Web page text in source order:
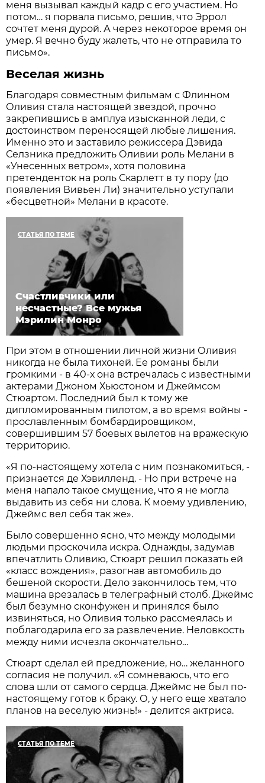
меня вызывал каждый кадр с его участием. Но
потом… я порвала письмо, решив, что Эррол
сочтет меня дурой. А через некоторое время он
умер. Я вечно буду жалеть, что не отправила то
письмо».
Веселая жизнь
Благодаря совместным фильмам с Флинном
Оливия стала настоящей звездой, прочно
закрепившись в амплуа изысканной леди, с
достоинством переносящей любые лишения.
Именно это и заставило режиссера Дэвида
Селзника предложить Оливии роль Мелани в
«Унесенных ветром», хотя половина
претенденток на роль Скарлетт в ту пору (до
появления Вивьен Ли) значительно уступали
«бесцветной» Мелани в красоте.
СТАТЬЯ ПО ТЕМЕ
Счастливчики или
несчастные? Все мужья
Мэрилин Монро
При этом в отношении личной жизни Оливия
никогда не была тихоней. Ее романы были
громкими - в 40-х она встречалась с известными
актерами Джоном Хьюстоном и Джеймсом
Стюартом. Последний был к тому же
дипломированным пилотом, а во время войны -
прославленным бомбардировщиком,
совершившим 57 боевых вылетов на вражескую
территорию.
«Я по-настоящему хотела с ним познакомиться, -
признается де Хэвилленд. - Но при встрече на
меня напало такое смущение, что я не могла
выдавить из себя ни слова. К моему удивлению,
Джеймс вел себя так же».
Было совершенно ясно, что между молодыми
людьми проскочила искра. Однажды, задумав
впечатлить Оливию, Стюарт решил показать ей
«класс вождения», разогнав автомобиль до
бешеной скорости. Дело закончилось тем, что
машина врезалась в телеграфный столб. Джеймс
был безумно сконфужен и принялся было
извиняться, но Оливия только рассмеялась и
поблагодарила его за развлечение. Неловкость
между ними исчезла окончательно…
Стюарт сделал ей предложение, но… желанного
согласия не получил. «Я сомневаюсь, что его
слова шли от самого сердца. Джеймс не был по-
настоящему готов к браку. О, у него еще хватало
планов на веселую жизнь!» - делится актриса.
СТАТЬЯ ПО ТЕМЕ